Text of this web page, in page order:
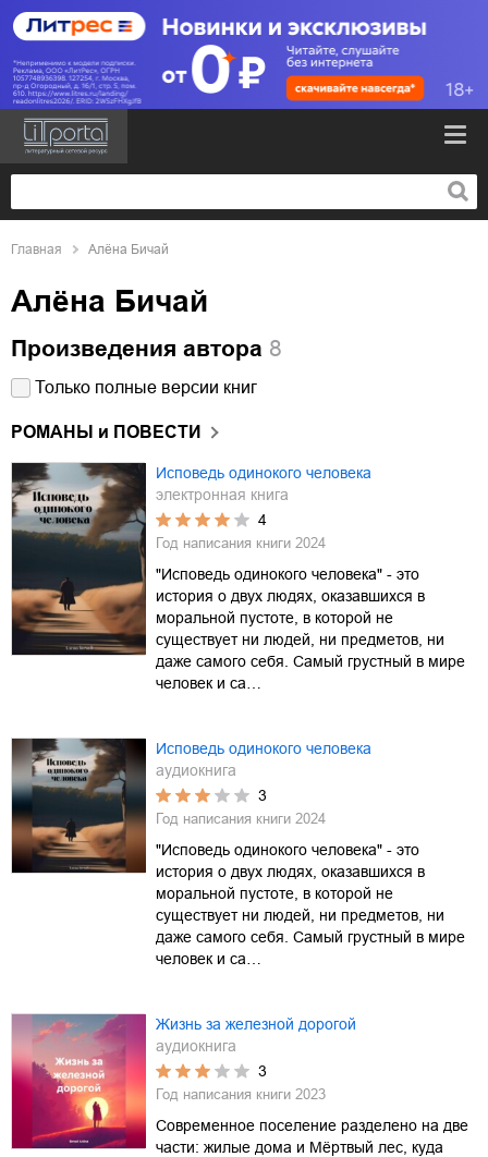
Главная Алёна Бичай
Алёна Бичай
Произведения автора 8
Только полные версии книг
РОМАНЫ и ПОВЕСТИ
Исповедь одинокого человека
электронная книга
4
Год написания книги 2024
"Исповедь одинокого человека" - это
история о двух людях, оказавшихся в
моральной пустоте, в которой не
существует ни людей, ни предметов, ни
даже самого себя. Самый грустный в мире
человек и са…
Исповедь одинокого человека
аудиокнига
3
Год написания книги 2024
"Исповедь одинокого человека" - это
история о двух людях, оказавшихся в
моральной пустоте, в которой не
существует ни людей, ни предметов, ни
даже самого себя. Самый грустный в мире
человек и са…
Жизнь за железной дорогой
аудиокнига
3
Год написания книги 2023
Современное поселение разделено на две
части: жилые дома и Мёртвый лес, куда